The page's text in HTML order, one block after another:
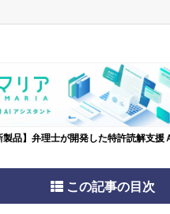
製品】弁理士が開発した特許読解支援
この記事の目次